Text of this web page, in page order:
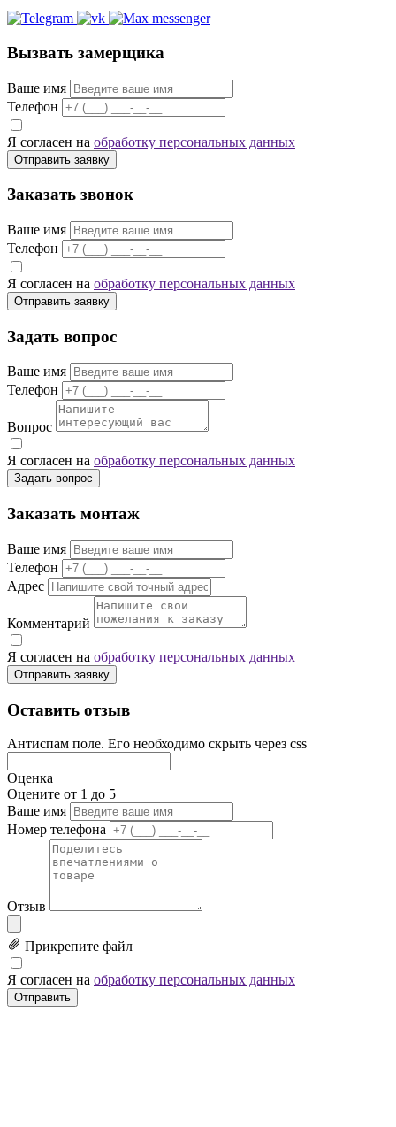
Вызвать замерщика
Ваше имя
Телефон
Я согласен на обработку персональных данных
Отправить заявку
Заказать звонок
Ваше имя
Телефон
Я согласен на обработку персональных данных
Отправить заявку
Задать вопрос
Ваше имя
Телефон
Вопрос
Я согласен на обработку персональных данных
Задать вопрос
Заказать монтаж
Ваше имя
Телефон
Адрес
Комментарий
Я согласен на обработку персональных данных
Отправить заявку
Оставить отзыв
Антиспам поле. Его необходимо скрыть через css
Оценка
Оцените от 1 до 5
Ваше имя
Номер телефона
Отзыв
Прикрепите файл
Я согласен на обработку персональных данных